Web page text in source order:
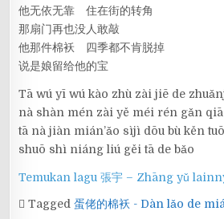
他无依无靠 住在街的转角
那扇门再也没人敢敲
他那件棉袄 四季都不肯脱掉
说是娘留给他的宝
Tā wú yī wú kào zhù zài jiē de
nà shàn mén zài yě méi rén gǎn
tā nà jiàn mián’ǎo sìjì dōu bù kěn
shuō shì niáng liú gěi tā de bǎo
Temukan lagu 張宇 – Zhāng yǔ
Tagged蛋佬的棉袄 - Dàn lǎo de